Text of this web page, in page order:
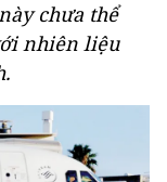
chưa thể
nhiên liệu